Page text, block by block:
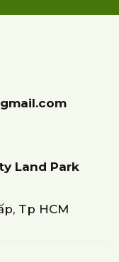
Land Park
Tp HCM